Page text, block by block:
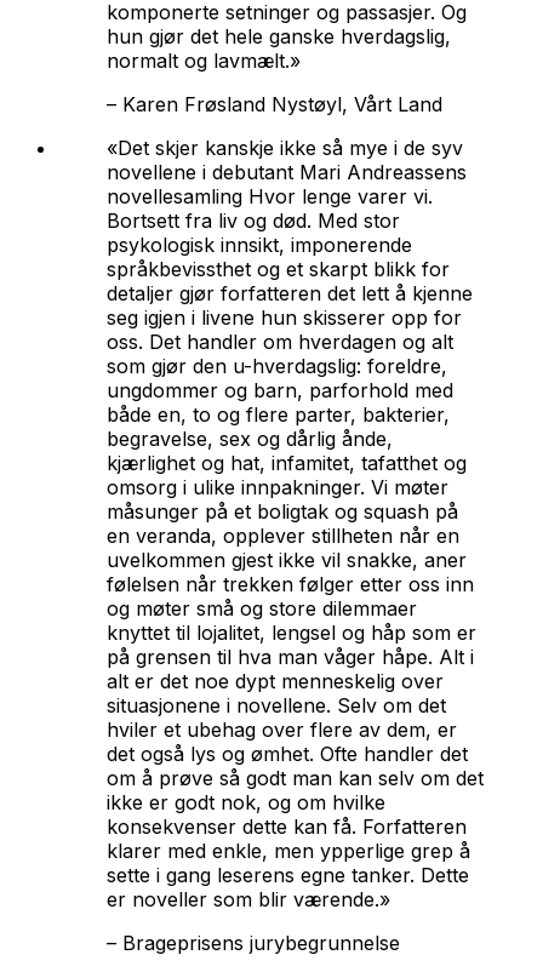
komponerte setninger og passasjer. Og
hun gjør det hele ganske hverdagslig,
normalt og lavmælt.»
– Karen Frøsland Nystøyl, Vårt Land
«Det skjer kanskje ikke så mye i de syv
novellene i debutant Mari Andreassens
novellesamling Hvor lenge varer vi.
Bortsett fra liv og død. Med stor
psykologisk innsikt, imponerende
språkbevissthet og et skarpt blikk for
detaljer gjør forfatteren det lett å kjenne
seg igjen i livene hun skisserer opp for
oss. Det handler om hverdagen og alt
som gjør den u-hverdagslig: foreldre,
ungdommer og barn, parforhold med
både en, to og flere parter, bakterier,
begravelse, sex og dårlig ånde,
kjærlighet og hat, infamitet, tafatthet og
omsorg i ulike innpakninger. Vi møter
måsunger på et boligtak og squash på
en veranda, opplever stillheten når en
uvelkommen gjest ikke vil snakke, aner
følelsen når trekken følger etter oss inn
og møter små og store dilemmaer
knyttet til lojalitet, lengsel og håp som er
på grensen til hva man våger håpe. Alt i
alt er det noe dypt menneskelig over
situasjonene i novellene. Selv om det
hviler et ubehag over flere av dem, er
det også lys og ømhet. Ofte handler det
om å prøve så godt man kan selv om det
ikke er godt nok, og om hvilke
konsekvenser dette kan få. Forfatteren
klarer med enkle, men ypperlige grep å
sette i gang leserens egne tanker. Dette
er noveller som blir værende.»
– Brageprisens jurybegrunnelse